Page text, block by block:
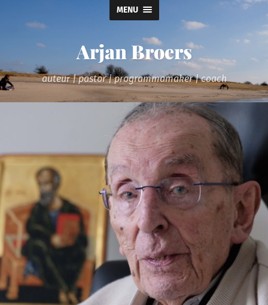
MENU
Arjan Broers
auteur | pastor | programmamaker | coach